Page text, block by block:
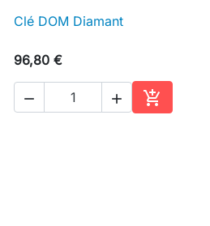
 Aperçu rapide
Clé DOM Diamant
96,80 €
  
Ajouter